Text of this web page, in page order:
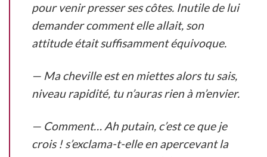
pour venir presser ses côtes. Inutile de lui
demander comment elle allait, son
attitude était suffisamment équivoque.
— Ma cheville est en miettes alors tu sais,
niveau rapidité, tu n’auras rien à m’envier.
— Comment… Ah putain, c’est ce que je
crois ! s’exclama-t-elle en apercevant la